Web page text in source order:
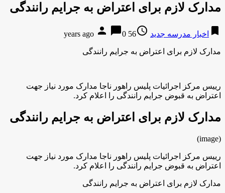
مدارک لازم برای اعتراض به جرایم رانندگی
bookmark اخبار مدرسه جدید access_time
56 years ago
person chat_bubble0
مدارک لازم برای اعتراض به جرایم رانندگی
رییس مرکز اجرائیات پلیس راهور ناجا مدارک مورد نیاز جهت
اعتراض به قبوض جرایم رانندگی را اعلام کرد.
مدارک لازم برای اعتراض به جرایم رانندگی
(image)
رییس مرکز اجرائیات پلیس راهور ناجا مدارک مورد نیاز جهت
اعتراض به قبوض جرایم رانندگی را اعلام کرد.
مدارک لازم برای اعتراض به جرایم رانندگی